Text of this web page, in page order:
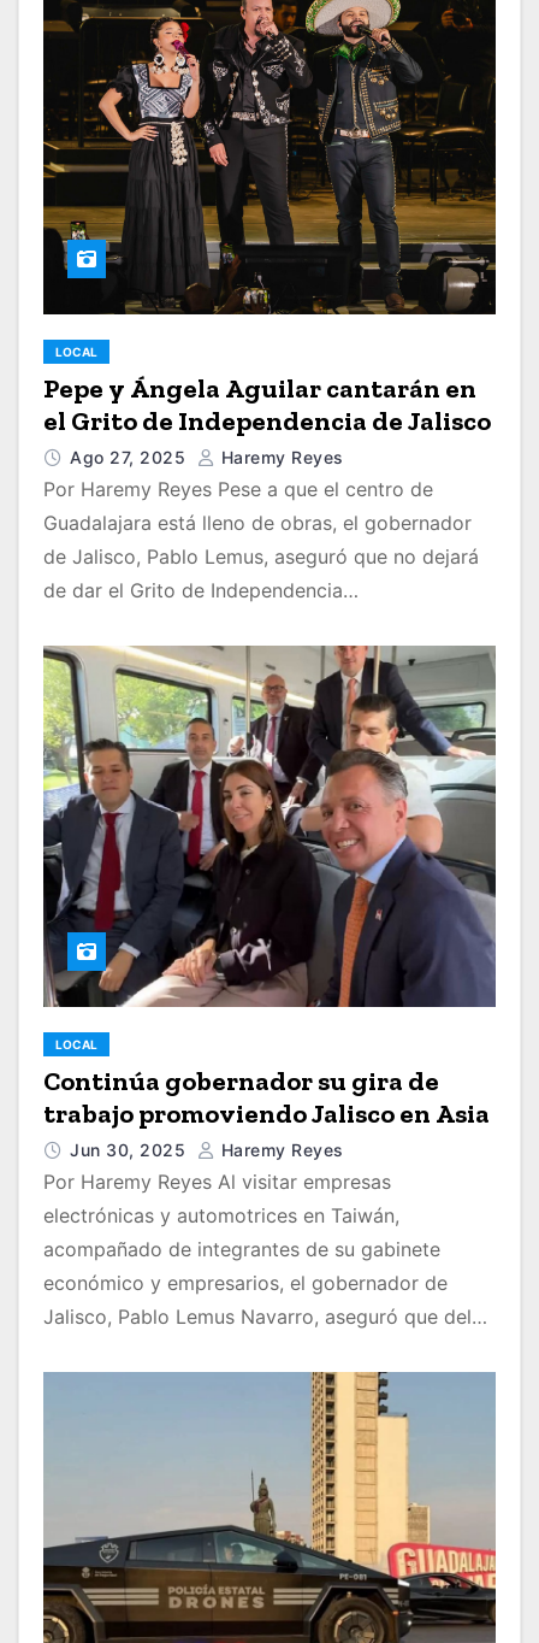
LOCAL
Pepe y Ángela Aguilar cantarán en
el Grito de Independencia de Jalisco
Ago 27, 2025 Haremy Reyes
Por Haremy Reyes Pese a que el centro de
Guadalajara está lleno de obras, el gobernador
de Jalisco, Pablo Lemus, aseguró que no dejará
de dar el Grito de Independencia…
LOCAL
Continúa gobernador su gira de
trabajo promoviendo Jalisco en Asia
Jun 30, 2025 Haremy Reyes
Por Haremy Reyes Al visitar empresas
electrónicas y automotrices en Taiwán,
acompañado de integrantes de su gabinete
económico y empresarios, el gobernador de
Jalisco, Pablo Lemus Navarro, aseguró que del…